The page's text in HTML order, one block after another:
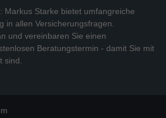
Markus Starke bietet umfangreiche
in allen Versicherungsfragen.
und vereinbaren Sie einen
Beratungstermin - damit Sie mit
sind.